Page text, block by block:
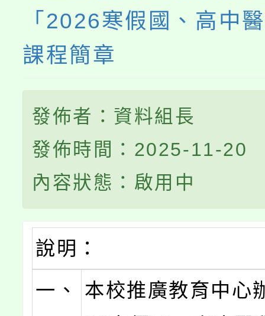
「2026寒假國、高中
課程簡章
發佈者：資料組長
發佈時間：2025-11-20
內容狀態：啟用中
說明：
一、
本校推廣教育中心